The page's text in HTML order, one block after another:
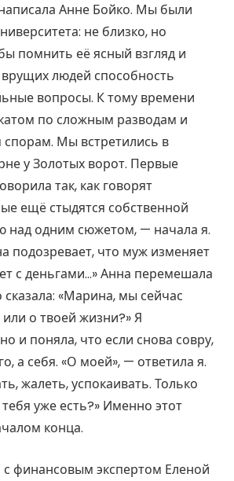
Анне Бойко. Мы были
не близко, но
помнить её ясный взгляд и
людей способность
вопросы. К тому времени
по сложным разводам и
Мы встретились в
у Золотых ворот. Первые
так, как говорят
ещё стыдятся собственной
над одним сюжетом, — начала я.
подозревает, что муж изменяет
с деньгами…» Анна перемешала
«Марина, мы сейчас
о твоей жизни?» Я
и поняла, что если снова совру,
а себя. «О моей», — ответила я.
жалеть, успокаивать. Только
уже есть?» Именно этот
конца.
финансовым экспертом Еленой